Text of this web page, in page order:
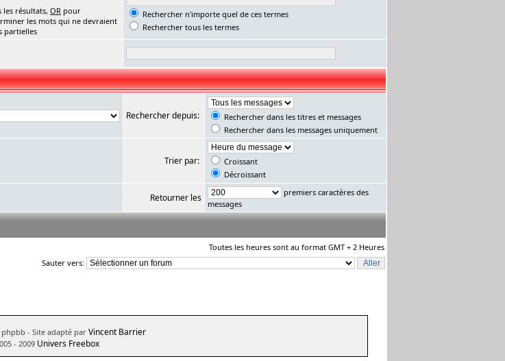
résultats, OR pour
les mots qui ne devraient
partielles
Rechercher n'importe quel de ces termes
Rechercher tous les termes
Rechercher depuis:
Rechercher dans les titres et messages
Rechercher dans les messages uniquement
Trier par:
Croissant
Décroissant
Retourner les
premiers caractères des
messages
Toutes les heures sont au format GMT + 2 Heures
Sauter vers:
phpbb - Site adapté par Vincent Barrier
- 2009 Univers Freebox